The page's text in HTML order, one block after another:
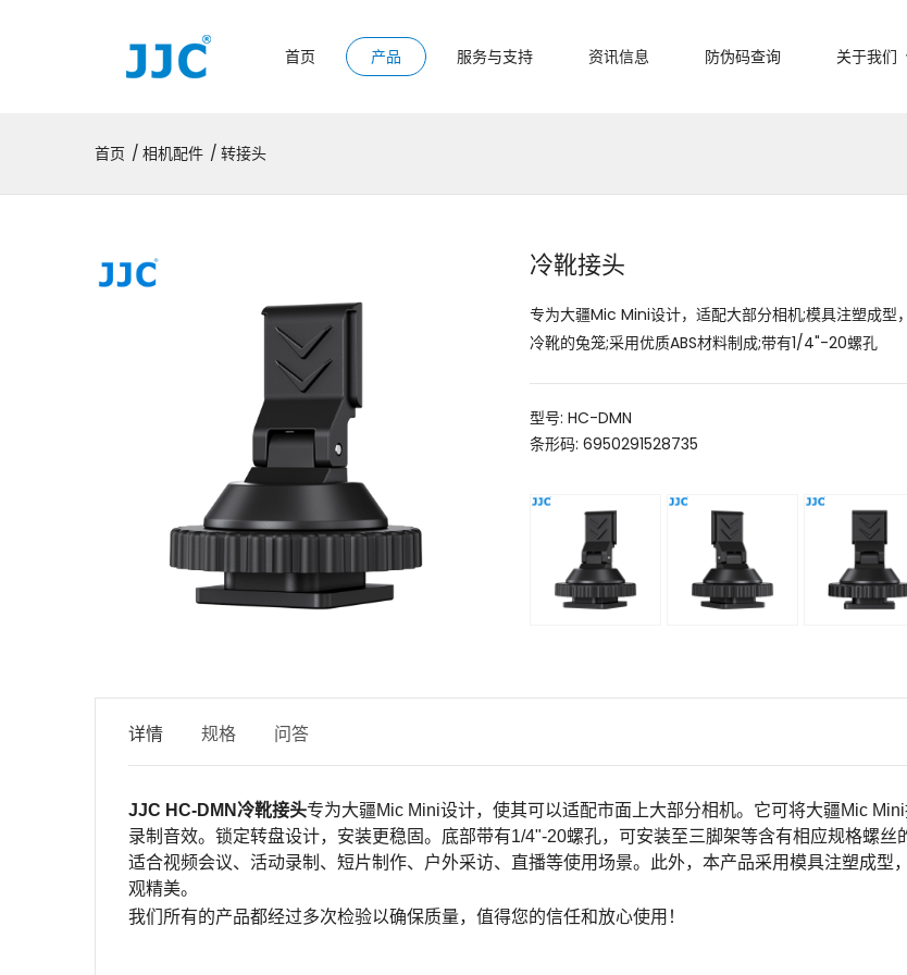
首页 产品 服务与支持 资讯信息 防伪码查询 关于我们
首页 相机配件 转接头
冷靴接头
专为大疆Mic Mini设计，适配大部分相机;模具注塑成
冷靴的兔笼;采用优质ABS材料制成;带有1/4"-20螺孔
型号: HC-DMN
条形码: 6950291528735
详情 规格 问答
JJC HC-DMN 冷靴接头专为大疆Mic Mini设计，使其可以适配市面上大部分相机。它可将大疆Mic Mini
录制音效。锁定转盘设计，安装更稳固。底部带有1/4"-20螺孔，可安装至三脚架等含有相应规格螺
适合视频会议、活动录制、短片制作、户外采访、直播等使用场景。此外，本产品采用模具注塑成型
观精美。
我们所有的产品都经过多次检验以确保质量，值得您的信任和放心使用！